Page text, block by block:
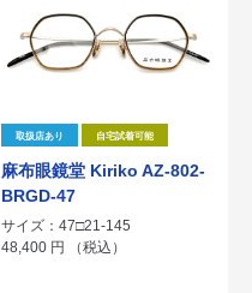
取扱店あり 自宅試着可能
麻布眼鏡堂 Kiriko AZ-802-
BRGD-47
サイズ：47□21-145
48,400 円 （税込）